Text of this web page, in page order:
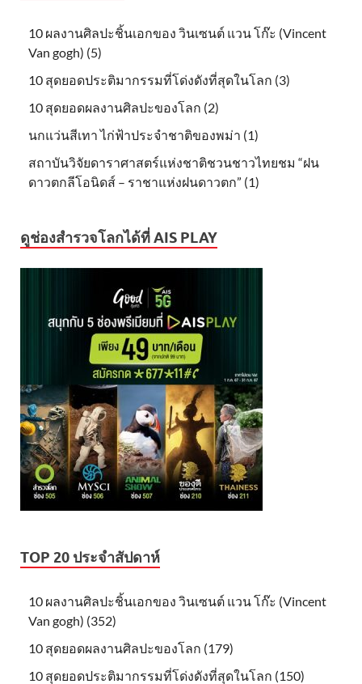
10 ผลงานศิลปะชิ้นเอกของ วินเซนต์ แวน โก๊ะ (Vincent
Van gogh) (5)
10 สุดยอดประติมากรรมที่โด่งดังที่สุดในโลก (3)
10 สุดยอดผลงานศิลปะของโลก (2)
นกแว่นสีเทา ไก่ฟ้าประจำชาติของพม่า (1)
สถาบันวิจัยดาราศาสตร์แห่งชาติชวนชาวไทยชม “ฝน
ดาวตกลีโอนิดส์ – ราชาแห่งฝนดาวตก” (1)
ดูช่องสำรวจโลกได้ที่ AIS PLAY
TOP 20 ประจำสัปดาห์
10 ผลงานศิลปะชิ้นเอกของ วินเซนต์ แวน โก๊ะ (Vincent
Van gogh) (352)
10 สุดยอดผลงานศิลปะของโลก (179)
10 สุดยอดประติมากรรมที่โด่งดังที่สุดในโลก (150)